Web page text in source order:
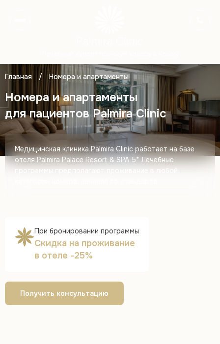
Главная / Номера и апартаменты
Номера и апартаменты
для пациентов Palmira Clinic
Медицинская клиника Palmira Clinic работает на базе
отеля Palmira Palace Resort & SPA 5*Лечебные
программы предполагают проживание в любой
При бронировании программы
Скидка на проживание
в отеле -25%
Получить консультацию